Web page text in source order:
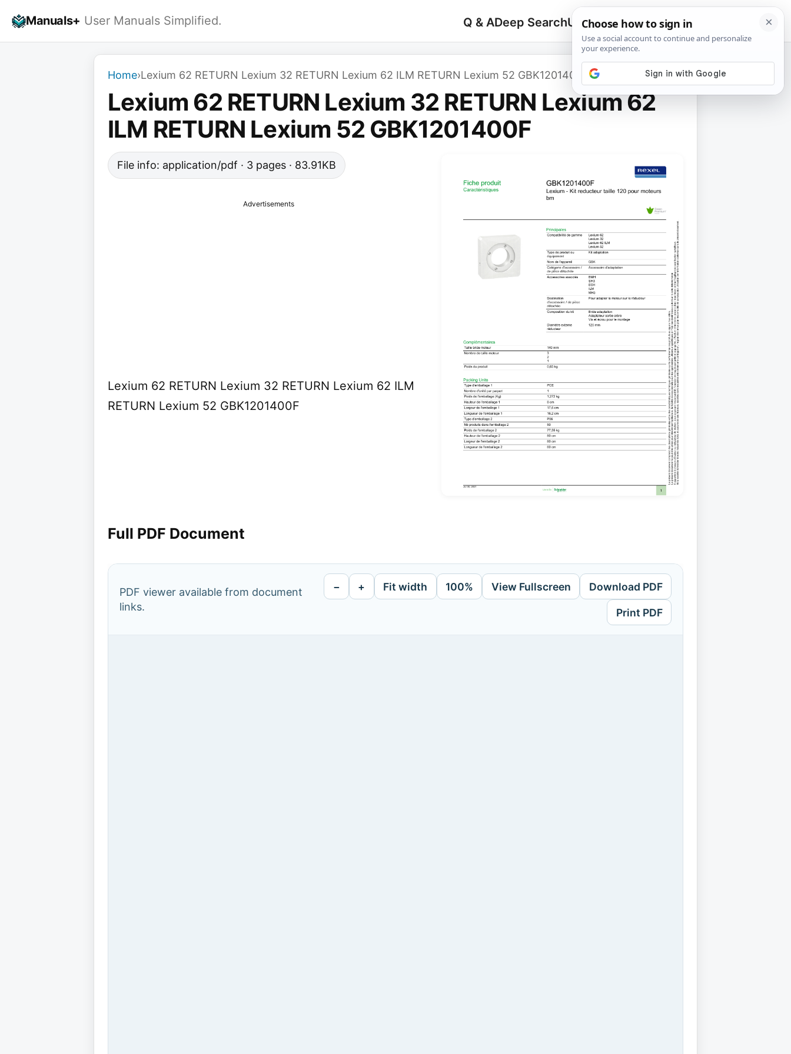
Manuals+ User Manuals Simplified. Q & ADeep SearchUpload
Search
for:
🔍
Home›Lexium 62 RETURN Lexium 32 RETURN Lexium 62 ILM RETURN Lexium 52 GBK1201400F
Lexium 62 RETURN Lexium 32 RETURN Lexium 62
ILM RETURN Lexium 52 GBK1201400F
File info: application/pdf · 3 pages · 83.91KB
Advertisements
Lexium 62 RETURN Lexium 32 RETURN Lexium 62 ILM
RETURN Lexium 52 GBK1201400F
Full PDF Document
PDF viewer available from document
links.
− + Fit width 100% View Fullscreen Download PDF
Print PDF